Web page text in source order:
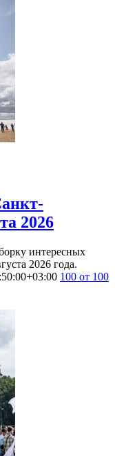
2026
интересных
2026 года.
100 от 100